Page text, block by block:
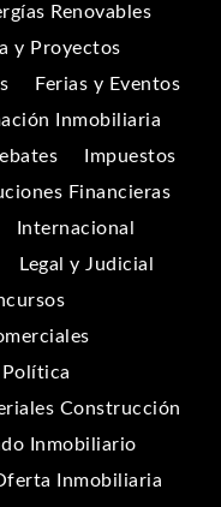
Renovables
y Proyectos
Ferias y Eventos
Inmobiliaria
Impuestos
Financieras
Internacional
Legal y Judicial
Construcción
Inmobiliario
Inmobiliaria